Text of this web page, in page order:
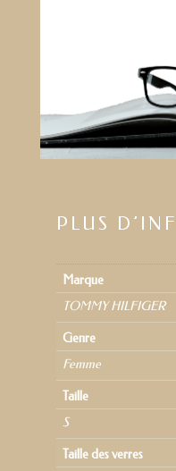
PLUS
Marque
TOMMY HILFIGER
Genre
Femme
Taille
S
Taille des verres